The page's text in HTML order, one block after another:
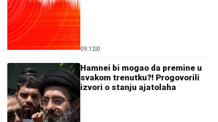
dobila škakljivo pitanje, pa iskreno
priznala: "To je lakše"
ANELI POKAZALA STAN U
DUBROVNIKU, TU JE I NORA!
suđenju s Asminom: "Stanija je
budaletina" (VIDEO)
by Aklamator